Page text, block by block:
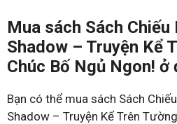
Mua sách Sách
Shadow – Truyện Kể
Chúc Bố Ngủ Ngon! ở
Bạn có thể mua sách Sách
Shadow – Truyện Kể Trên